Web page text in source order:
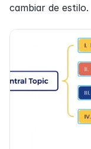
cambiar de estilo.